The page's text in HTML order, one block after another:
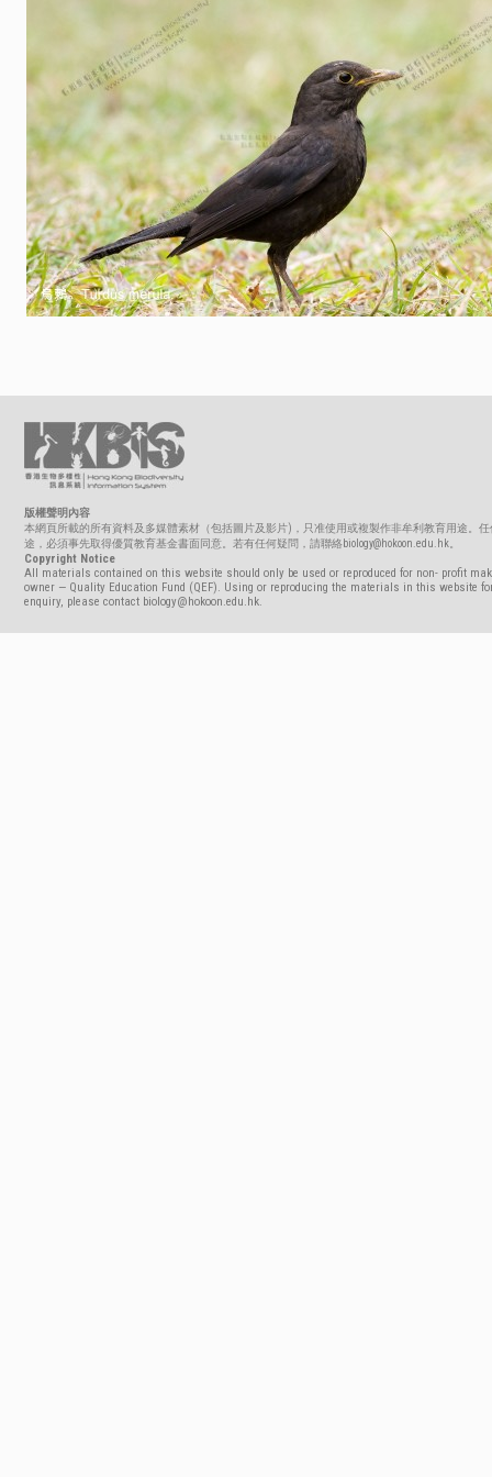
版權聲明內容
本網頁所載的所有資料及多媒體素材（包括圖片及影片)，只准使用或複製作非牟利教育用途。
途，必須事先取得優質教育基金書面同意。若有任何疑問，請聯絡biology@hokoon.edu.hk。
Copyright Notice
All materials contained on this website should only be used or reproduced for non- profit
owner — Quality Education Fund (QEF). Using or reproducing the materials in this website
enquiry, please contact biology@hokoon.edu.hk.